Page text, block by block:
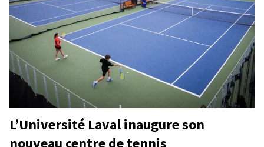
L’Université Laval inaugure son
nouveau centre de tennis